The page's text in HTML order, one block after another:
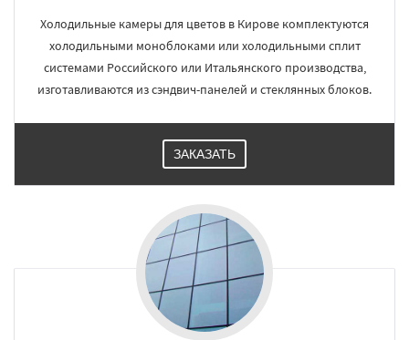
Холодильные камеры для цветов в Кирове комплектуются
холодильными моноблоками или холодильными сплит
системами Российского или Итальянского производства,
изготавливаются из сэндвич-панелей и стеклянных блоков.
ЗАКАЗАТЬ